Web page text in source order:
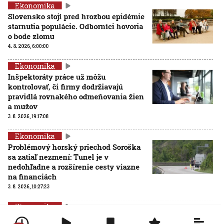
Ekonomika
Slovensko stojí pred hrozbou epidémie
starnutia populácie. Odborníci hovoria
o bode zlomu
4. 8. 2026, 6:00:00
Ekonomika
Inšpektoráty práce už môžu
kontrolovať, či firmy dodržiavajú
pravidlá rovnakého odmeňovania žien
a mužov
3. 8. 2026, 19:17:08
Ekonomika
Problémový horský priechod Soroška
sa zatiaľ nezmení: Tunel je v
nedohľadne a rozšírenie cesty viazne
na financiách
3. 8. 2026, 10:27:23
Ekonomika
Viac než desaťtisíc hotelov žaluje portál